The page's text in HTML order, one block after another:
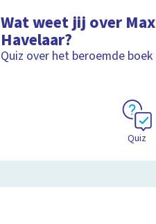
Wat weet jij over Max
Havelaar?
Quiz over het beroemde boek
Quiz